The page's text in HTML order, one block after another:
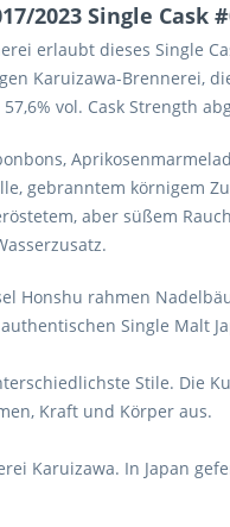
2023 Single Cask
erlaubt dieses Single
Karuizawa-Brennerei,
vol. Cask Strength
gebranntem körnigem
aber süßem
Honshu rahmen
Single Malt
Stile. Die
Kraft und Körper aus.
Karuizawa. In Japan